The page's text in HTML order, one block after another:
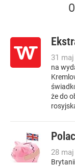
31 maj
na
że do
28 maj